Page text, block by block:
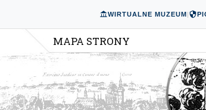
WIRTUALNE MUZEUM|
MAPA STRONY